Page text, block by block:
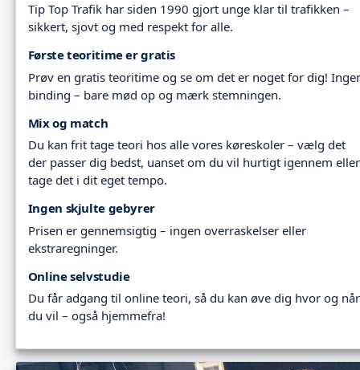
Tip Top Trafik har siden 1990 gjort unge klar til trafikken –
sikkert, sjovt og med respekt for alle.
Første teoritime er gratis
Prøv en gratis teoritime og se om det er noget for dig!
binding – bare mød op og mærk stemningen.
Mix og match
Du kan frit tage teori hos alle vores køreskoler – vælg det
der passer dig bedst, uanset om du vil hurtigt igennem eller
tage det i dit eget tempo.
Ingen skjulte gebyrer
Prisen er gennemsigtig – ingen overraskelser eller
ekstraregninger.
Online selvstudie
Du får adgang til online teori, så du kan øve dig hvor og når
du vil – også hjemmefra!